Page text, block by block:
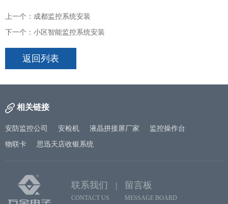
上一个：成都监控系统安装
下一个：小区智能监控系统安装
返回列表
相关链接
安防监控公司 安检机 液晶拼接屏厂家 监控操作台
物联卡 思迅天店收银系统
联系我们 |
CONTACT US
留言板
MESSAGE BOARD